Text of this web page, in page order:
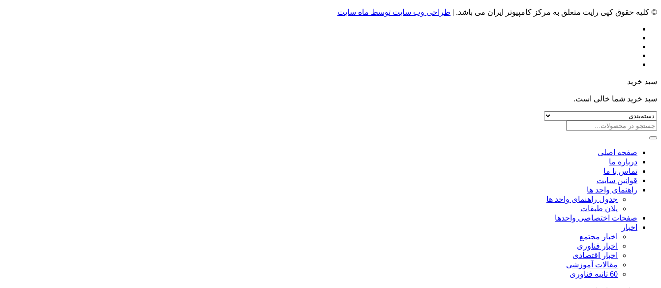
© کلیه حقوق کپی رایت متعلق به مرکز کامپیوتر ایران می باشد. | طراحی وب سایت توسط ماه سایت
سبد خرید
سبد خرید شما خالی است.
صفحه اصلی
درباره ما
تماس با ما
قوانین سایت
راهنمای واحد ها
جدول راهنمای واحد ها
پلان طبقات
صفحات اختصاصی واحدها
اخبار
اخبار مجتمع
اخبار فناوری
اخبار اقتصادی
مقالات آموزشی
60 ثانیه فناوری